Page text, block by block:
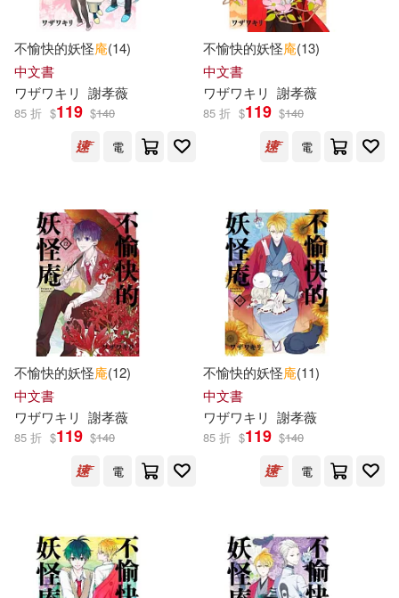
奥道庵(12) 高田裕三(8)
Chano Mameko(7)
藍旗左衽(6) 南琦(5)
(丹) 安徒生著；李宇琦（繪）(4)
(德) 格林兄弟著；李宇琦（繪）(4)
Iko Sasagawa(4) 米米爾(4)
隅沢克之(4) 顧隨(4)
高橋留美子(4) 齊藤洋(4)
羅靈琦(3)
北方婦女兒童出版社(18)
台灣角川直條式漫畫(15)
尖端(15) 三采(8)
三日月(6)
生活‧讀書‧新知三聯書店(5)
大是文化(4) 小学館(4)
蓋亞(4)
野人(4) 魔豆文化(4)
普天出版社(3) 漫遊者文化(3)
配送方式 (可複選)
可超商取貨(200)
可海外宅配(197)
可港澳店取(193)
可新加坡店取(191)
可菲律賓店取(193)
一個月內上市新品(2)
不愉快的妖怪庵(14)
中文書
ワザワキリ 謝孝薇
85 折 $119 $140
電
不愉快的妖怪庵(13)
中文書
ワザワキリ 謝孝薇
85 折 $119 $140
電
不愉快的妖怪庵(12)
中文書
ワザワキリ 謝孝薇
85 折 $119 $140
電
不愉快的妖怪庵(11)
中文書
ワザワキリ 謝孝薇
85 折 $119 $140
電